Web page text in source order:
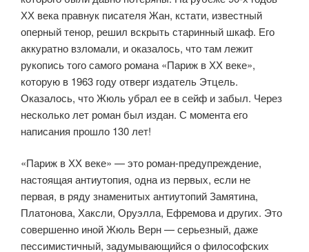
ХХ века правнук писателя Жан, кстати, известный
оперный тенор, решил вскрыть старинный шкаф. Его
аккуратно взломали, и оказалось, что там лежит
рукопись того самого романа «Париж в ХХ веке»,
которую в 1963 году отверг издатель Этцель.
Оказалось, что Жюль убрал ее в сейф и забыл. Через
несколько лет роман был издан. С момента его
написания прошло 130 лет!
«Париж в ХХ веке» — это роман-предупреждение,
настоящая антиутопия, одна из первых, если не
первая, в ряду знаменитых антиутопий Замятина,
Платонова, Хаксли, Оруэлла, Ефремова и других. Это
совершенно иной Жюль Верн — серьезный, даже
пессимистичный, задумывающийся о философских